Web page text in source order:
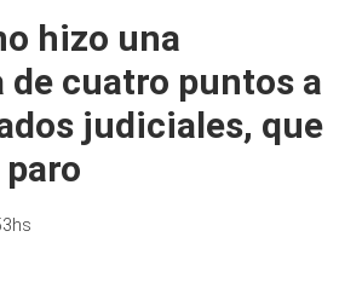
hizo una
de cuatro puntos a
judiciales, que